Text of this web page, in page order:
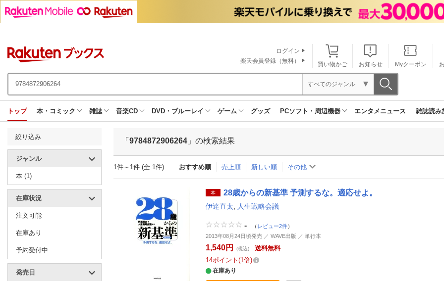
買い物かご お知らせ Myクーポン
ログイン
楽天会員登録（無料）
すべてのジャンル
トップ 本・コミック 雑誌 音楽CD DVD・ブルーレイ ゲーム グッズ PCソフト・周辺機器 エンタメニュース 雑誌読み
絞り込み
ジャンル
本 (1)
在庫状況
注文可能
在庫あり
予約受付中
発売日
「 9784872906264 」の検索結果
1件～1件 (全 1件) おすすめ順 売上順 新しい順 その他
本 28歳からの新基準 予測するな。適応せよ。
伊達直太 人生戦略会議
- （ レビュー2件）
2013年08月24日頃発売 ／ WAVE出版 ／ 単行本
1,540円 (税込)
送料無料
14ポイント 1倍
在庫あり